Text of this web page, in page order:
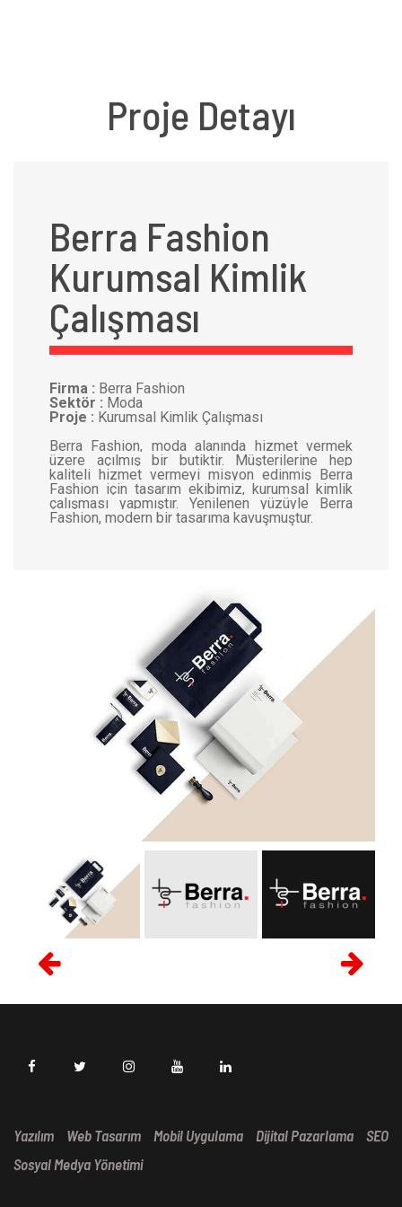
Proje Detayı
Berra Fashion
Kurumsal Kimlik
Çalışması
Firma : Berra Fashion
Sektör : Moda
Proje : Kurumsal Kimlik Çalışması
Berra Fashion, moda alanında hizmet vermek
üzere açılmış bir butiktir. Müşterilerine hep
kaliteli hizmet vermeyi misyon edinmiş Berra
Fashion için tasarım ekibimiz, kurumsal kimlik
çalışması yapmıştır. Yenilenen yüzüyle Berra
Fashion, modern bir tasarıma kavuşmuştur.
Yazılım Web Tasarım Mobil Uygulama Dijital Pazarlama
SEO
Sosyal Medya Yönetimi